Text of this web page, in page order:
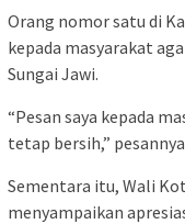
Orang nomor satu di
kepada masyarakat
Sungai Jawi.
“Pesan saya kepada
tetap bersih,”
Sementara itu, Wali
menyampaikan